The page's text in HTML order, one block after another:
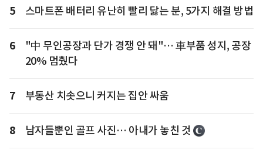
5 스마트폰 배터리 유난히 빨리 닳는 분, 5가지 해결 방법
6
"中 무인공장과 단가 경쟁 안 돼"… 車부품 성지, 공장
20% 멈췄다
7 부동산 치솟으니 커지는 집안 싸움
8 남자들뿐인 골프 사진… 아내가 놓친 것